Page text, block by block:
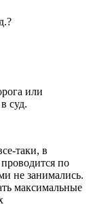
или
суд.
таки, в
по
не занимались.
максимальные